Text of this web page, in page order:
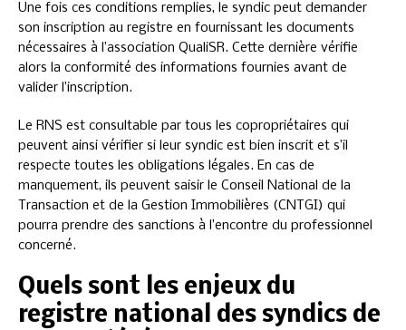
Une fois ces conditions remplies, le syndic peut demander
son inscription au registre en fournissant les documents
nécessaires à l’association QualiSR. Cette dernière vérifie
alors la conformité des informations fournies avant de
valider l’inscription.
Le RNS est consultable par tous les copropriétaires qui
peuvent ainsi vérifier si leur syndic est bien inscrit et s’il
respecte toutes les obligations légales. En cas de
manquement, ils peuvent saisir le Conseil National de la
Transaction et de la Gestion Immobilières (CNTGI) qui
pourra prendre des sanctions à l’encontre du professionnel
concerné.
Quels sont les enjeux du
registre national des syndics de